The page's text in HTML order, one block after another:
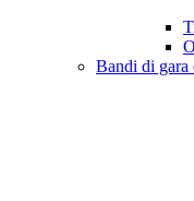
Bandi di gara